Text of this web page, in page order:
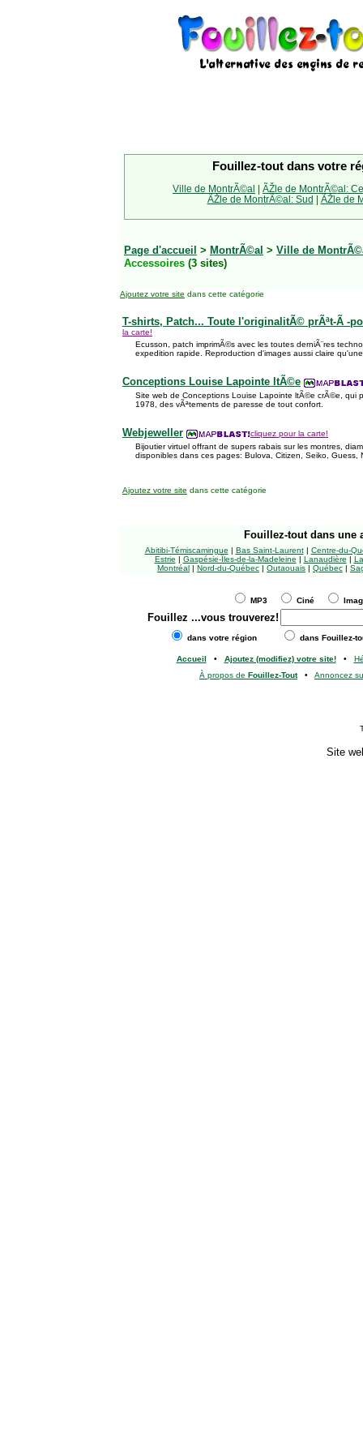
Fouillez-tout dans votre
Ville de MontrÃ©al | ÃŽle de MontrÃ©al:
ÃŽle de MontrÃ©al: Sud | ÃŽle de
Page d'accueil > MontrÃ©al > Ville de
Accessoires (3 sites)
Ajoutez votre site dans cette catégorie
T-shirts, Patch... Toute l'originalitÃ© prÃªt-Ã -
la carte!
Ecusson, patch imprimÃ©s avec les toutes derniÃ¨res
expedition rapide. Reproduction d'images aussi claire
Conceptions Louise Lapointe ltÃ©e
Site web de Conceptions Louise Lapointe ltÃ©e crÃ©e, qui
1978, des vÃªtements de paresse de tout confort.
Webjeweller
cliquez pour la carte!
Bijoutier virtuel offrant de supers rabais sur les montres,
disponibles dans ces pages: Bulova, Citizen, Seiko, Guess,
Ajoutez votre site dans cette catégorie
Fouillez-tout dans une
Abitibi-Témiscamingue | Bas Saint-Laurent| Centre-du-
Estrie | Gaspésie-Îles-de-la-Madeleine | Lanaudière |
Montréal | Nord-du-Québec | Outaouais | Québec |
MP3 Ciné
Fouillez ...vous trouverez!
dans votre région dans Fouillez-
Accueil • Ajoutez (modifiez) votre site!•
À propos de Fouillez-Tout• Annoncez
Site